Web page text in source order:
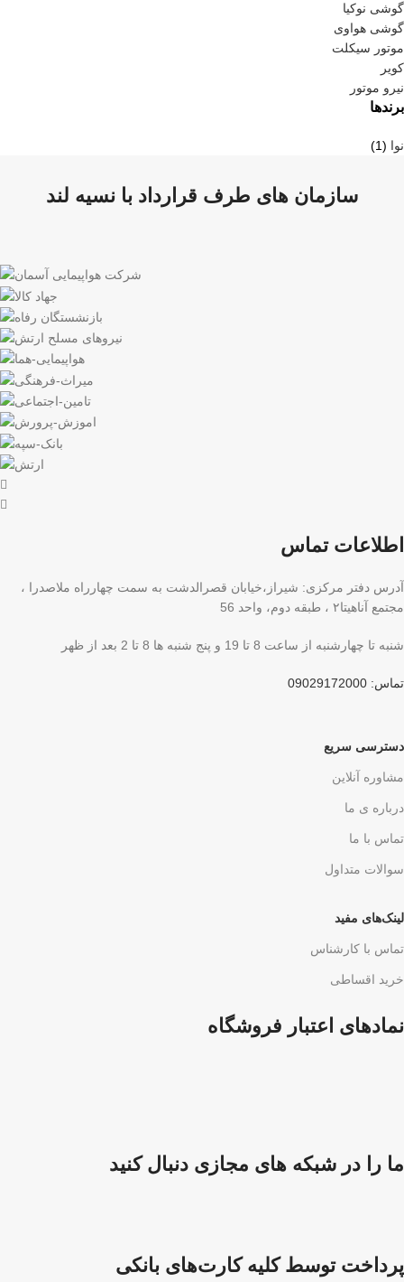
گوشی نوکیا
گوشی هواوی
موتور سیکلت
کویر
نیرو موتور
برندها
نوا (1)
سازمان های طرف قرارداد با نسیه لند
اطلاعات تماس
آدرس دفتر مرکزی: شیراز،خیابان قصرالدشت به سمت چهارراه ملاصدرا ،
مجتمع آناهیتا۲ ، طبقه دوم، واحد 56
شنبه تا چهارشنبه از ساعت 8 تا 19 و پنج شنبه ها 8 تا 2 بعد از ظهر
تماس: 09029172000
دسترسی سریع
مشاوره آنلاین
درباره ی ما
تماس با ما
سوالات متداول
لینک‌های مفید
تماس با کارشناس
خرید اقساطی
نمادهای اعتبار فروشگاه
ما را در شبکه های مجازی دنبال کنید
پرداخت توسط کلیه کارت‌های بانکی